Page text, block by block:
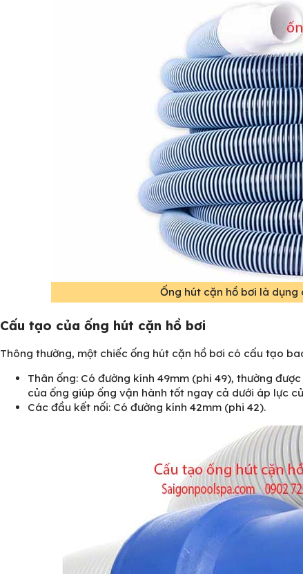
Ống hút cặn hồ bơi là
Cấu tạo của ống hút cặn hồ bơi
Thông thường, một chiếc ống hút cặn hồ bơi có cấu tạo
Thân ống: Có đường kính 49mm (phi 49), thường
của ống giúp ống vận hành tốt ngay cả dưới áp lực
Các đầu kết nối: Có đường kính 42mm (phi 42).